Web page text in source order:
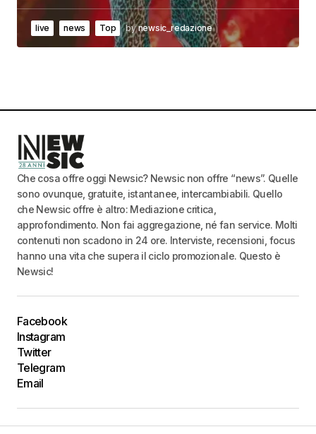
live news Top bynewsic_redazione
Che cosa offre oggi Newsic? Newsic non offre “news”. Quelle
sono ovunque, gratuite, istantanee, intercambiabili. Quello
che Newsic offre è altro: Mediazione critica,
approfondimento. Non fai aggregazione, né fan service. Molti
contenuti non scadono in 24 ore. Interviste, recensioni, focus
hanno una vita che supera il ciclo promozionale. Questo è
Newsic!
Facebook
Instagram
Twitter
Telegram
Email